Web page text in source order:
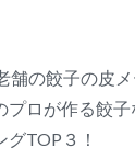
舗の餃子の皮
プロが作る餃
TOP３！